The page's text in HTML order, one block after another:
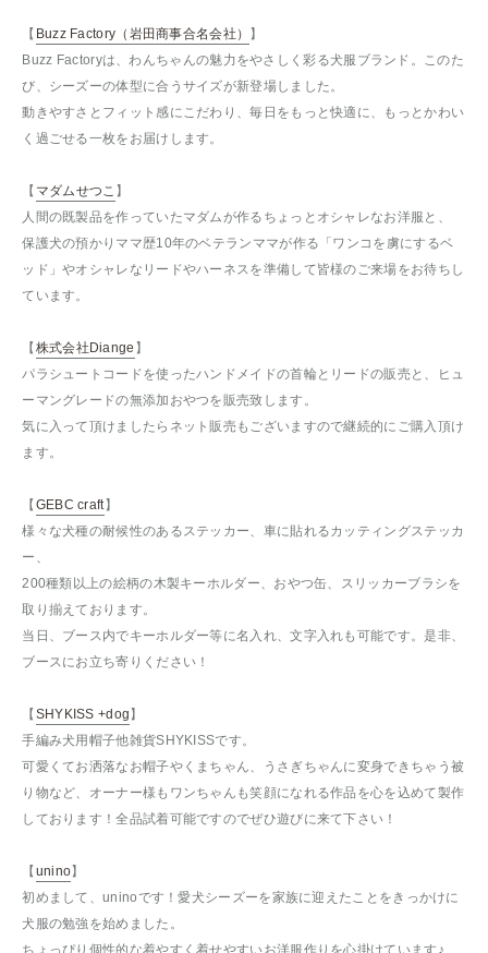
【 Buzz Factory（岩田商事合名会社） 】
Buzz Factoryは、わんちゃんの魅力をやさしく彩る犬服ブランド。このた
び、シーズーの体型に合うサイズが新登場しました。
動きやすさとフィット感にこだわり、毎日をもっと快適に、もっとかわい
く過ごせる一枚をお届けします。
【 マダムせつこ 】
人間の既製品を作っていたマダムが作るちょっとオシャレなお洋服と、
保護犬の預かりママ歴10年のベテランママが作る「ワンコを虜にするベ
ッド」やオシャレなリードやハーネスを準備して皆様のご来場をお待ちし
ています。
【株式会社Diange 】
パラシュートコードを使ったハンドメイドの首輪とリードの販売と、ヒュ
ーマングレードの無添加おやつを販売致します。
気に入って頂けましたらネット販売もございますので継続的にご購入頂け
ます。
【GEBC craft】
様々な犬種の耐候性のあるステッカー、車に貼れるカッティングステッカ
ー、
200種類以上の絵柄の木製キーホルダー、おやつ缶、スリッカーブラシを
取り揃えております。
当日、ブース内でキーホルダー等に名入れ、文字入れも可能です。是非、
ブースにお立ち寄りください！
【SHYKISS +dog】
手編み犬用帽子他雑貨SHYKISSです。
可愛くてお洒落なお帽子やくまちゃん、うさぎちゃんに変身できちゃう被
り物など、オーナー様もワンちゃんも笑顔になれる作品を心を込めて製作
しております！全品試着可能ですのでぜひ遊びに来て下さい！
【unino】
初めまして、uninoです！愛犬シーズーを家族に迎えたことをきっかけに
犬服の勉強を始めました。
ちょっぴり個性的な着やすく着せやすいお洋服作りを心掛けています♪